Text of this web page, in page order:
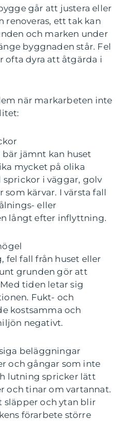
går att justera eller
renoveras, ett tak kan
och marken under
byggnaden står. Fel
ofta dyra att åtgärda i
när markarbeten inte
jämnt kan huset
mycket på olika
i väggar, golv
kärvar. I värsta fall
eller
långt efter inflyttning.
fel fall från huset eller
grunden gör att
tiden letar sig
Fukt- och
kostsamma och
negativt.
beläggningar
och gångar som inte
lutning spricker lätt
och tinar om vartannat.
släpper och ytan blir
förarbete större